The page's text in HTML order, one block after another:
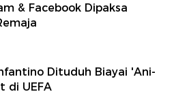
& Facebook Dipaksa
Dituduh Biayai 'Ani-
di UEFA